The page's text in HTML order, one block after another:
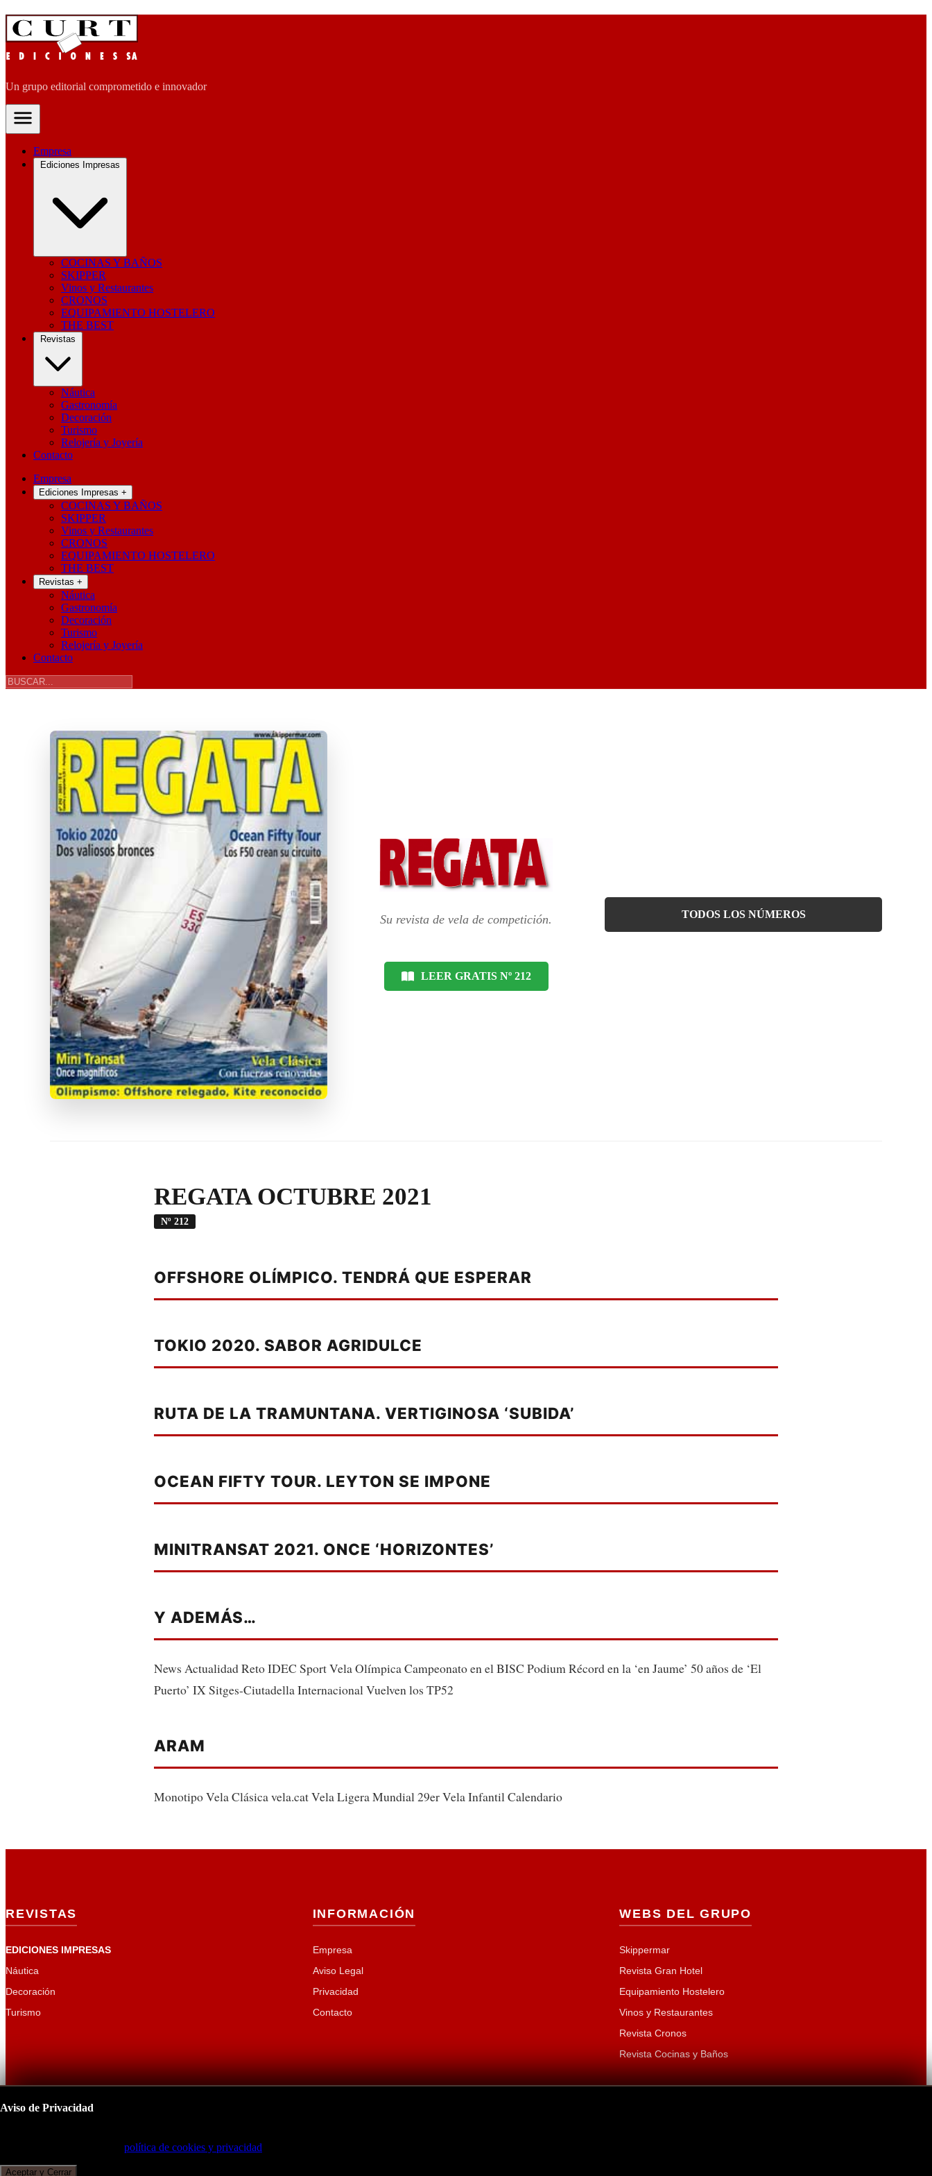
Un grupo editorial comprometido e innovador
Empresa
Ediciones Impresas
COCINAS Y BAÑOS
SKIPPER
Vinos y Restaurantes
CRONOS
EQUIPAMIENTO HOSTELERO
THE BEST
Revistas
Náutica
Gastronomía
Decoración
Turismo
Relojería y Joyería
Contacto
Empresa
Ediciones Impresas +
COCINAS Y BAÑOS
SKIPPER
Vinos y Restaurantes
CRONOS
EQUIPAMIENTO HOSTELERO
THE BEST
Revistas +
Náutica
Gastronomía
Decoración
Turismo
Relojería y Joyería
Contacto
Su revista de vela de competición.
LEER GRATIS Nº 212
TODOS LOS NÚMEROS
REGATA OCTUBRE 2021
Nº 212
OFFSHORE OLÍMPICO. TENDRÁ QUE ESPERAR
TOKIO 2020. SABOR AGRIDULCE
RUTA DE LA TRAMUNTANA. VERTIGINOSA ‘SUBIDA’
OCEAN FIFTY TOUR. LEYTON SE IMPONE
MINITRANSAT 2021. ONCE ‘HORIZONTES’
Y ADEMÁS…
News Actualidad Reto IDEC Sport Vela Olímpica Campeonato en el BISC Podium Récord en la ‘en Jaume’ 50 años de ‘El
Puerto’ IX Sitges-Ciutadella Internacional Vuelven los TP52
ARAM
Monotipo Vela Clásica vela.cat Vela Ligera Mundial 29er Vela Infantil Calendario
REVISTAS
EDICIONES IMPRESAS
Náutica
Decoración
Turismo
INFORMACIÓN
Empresa
Aviso Legal
Privacidad
Contacto
WEBS DEL GRUPO
Skippermar
Revista Gran Hotel
Equipamiento Hostelero
Vinos y Restaurantes
Revista Cronos
Revista Cocinas y Baños
Copyright 2026
Aviso de Privacidad
política de cookies y privacidad
Aceptar y Cerrar